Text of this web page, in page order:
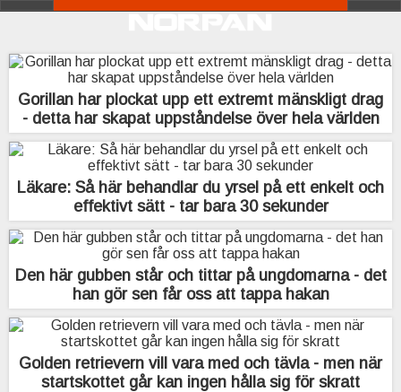
Gorillan har plockat upp ett extremt mänskligt drag
- detta har skapat uppståndelse över hela världen
Läkare: Så här behandlar du yrsel på ett enkelt och
effektivt sätt - tar bara 30 sekunder
Den här gubben står och tittar på ungdomarna - det
han gör sen får oss att tappa hakan
Golden retrievern vill vara med och tävla - men när
startskottet går kan ingen hålla sig för skratt